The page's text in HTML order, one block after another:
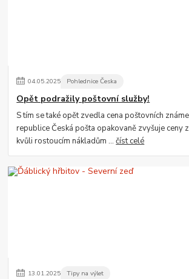
04.05.2025 Pohlednice Česka
Opět podražily poštovní služby!
S tím se také opět zvedla cena poštovních
republice Česká pošta opakovaně zvyšuje ceny
kvůli rostoucím nákladům ...číst celé
13.01.2025 Tipy na výlet